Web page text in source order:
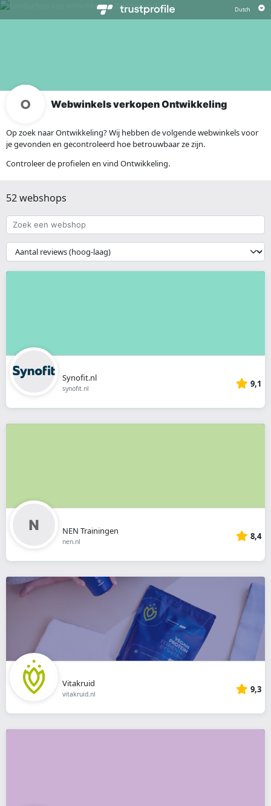
Webwinkels verkopen Ontwikkeling
Op zoek naar Ontwikkeling? Wij hebben de volgende webwinkels voor
je gevonden en gecontroleerd hoe betrouwbaar ze zijn.
Controleer de profielen en vind Ontwikkeling.
52 webshops
Zoek
een
webshop
{{
__('Sort')
}}
Synofit.nl
synofit.nl 9,1
NEN Trainingen
nen.nl 8,4
Vitakruid
vitakruid.nl 9,3